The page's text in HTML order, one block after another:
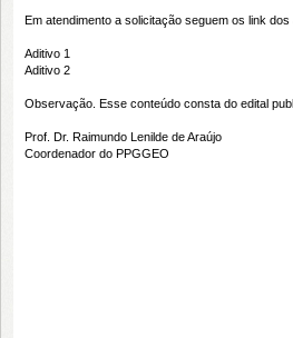
Em atendimento a solicitação seguem os link
Aditivo 1
Aditivo 2
Observação. Esse conteúdo consta do edital
Prof. Dr. Raimundo Lenilde de Araújo
Coordenador do PPGGEO